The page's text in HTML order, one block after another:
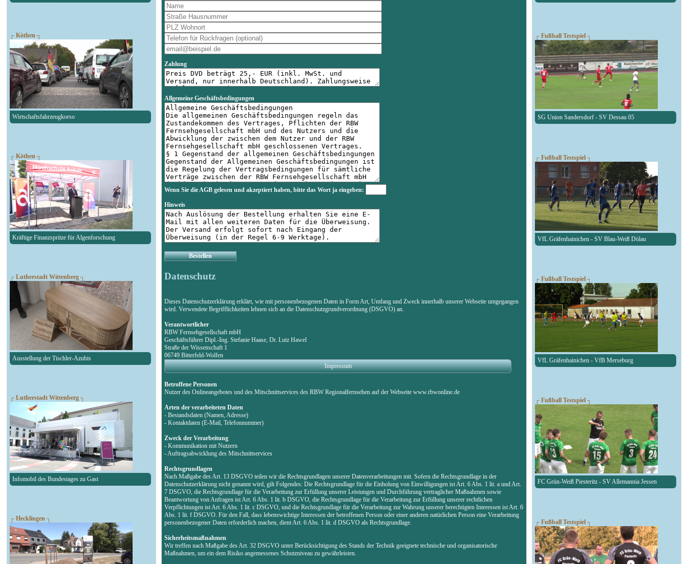
┌ Köthen ┐
Wirtschaftsfahrzeugkorso
┌ Köthen ┐
Kräftige Finanzspritze für Algenforschung
┌ Lutherstadt Wittenberg ┐
Ausstellung der Tischler-Azubis
┌ Lutherstadt Wittenberg ┐
Infomobil des Bundestages zu Gast
┌ Hecklingen ┐
Zahlung
Allgemeine Geschäftsbedingungen
Wenn Sie die AGB gelesen und akzeptiert haben, bitte das Wortja eingeben:
Hinweis
Bestellen
Datenschutz
Dieses Datenschutzerklärung erklärt, wie mit personenbezogenen Daten in Form Art, Umfang und Zweck innerhalb unserer Webseite umgegangen
wird. Verwendete Begrifflichkeiten lehnen sich an die Datenschutzgrundverordnung (DSGVO) an.
Verantwortlicher
RBW Fernsehgesellschaft mbH
Geschäftsführer Dipl.-Ing. Stefanie Haase, Dr. Lutz Hawel
Straße der Wissenschaft 1
06749 Bitterfeld-Wolfen
Impressum
Betroffene Personen
Nutzer des Onlineangebotes und des Mitschnittservices des RBW Regionalfernsehen auf der Webseite www.rbwonline.de
Arten der verarbeiteten Daten
- Bestandsdaten (Namen, Adresse)
- Kontaktdaten (E-Mail, Telefonnummer)
Zweck der Verarbeitung
- Kommunikation mit Nutzern
- Auftragsabwicklung des Mitschnittservices
Rechtsgrundlagen
Nach Maßgabe des Art. 13 DSGVO teilen wir die Rechtsgrundlagen unserer Datenverarbeitungen mit. Sofern die Rechtsgrundlage in der
Datenschutzerklärung nicht genannt wird, gilt Folgendes: Die Rechtsgrundlage für die Einholung von Einwilligungen ist Art. 6 Abs. 1 lit. a und Art.
7 DSGVO, die Rechtsgrundlage für die Verarbeitung zur Erfüllung unserer Leistungen und Durchführung vertraglicher Maßnahmen sowie
Beantwortung von Anfragen ist Art. 6 Abs. 1 lit. b DSGVO, die Rechtsgrundlage für die Verarbeitung zur Erfüllung unserer rechtlichen
Verpflichtungen ist Art. 6 Abs. 1 lit. c DSGVO, und die Rechtsgrundlage für die Verarbeitung zur Wahrung unserer berechtigten Interessen ist Art. 6
Abs. 1 lit. f DSGVO. Für den Fall, dass lebenswichtige Interessen der betroffenen Person oder einer anderen natürlichen Person eine Verarbeitung
personenbezogener Daten erforderlich machen, dient Art. 6 Abs. 1 lit. d DSGVO als Rechtsgrundlage.
Sicherheitsmaßnahmen
Wir treffen nach Maßgabe des Art. 32 DSGVO unter Berücksichtigung des Stands der Technik geeignete technische und organisatorische
Maßnahmen, um ein dem Risiko angemessenes Schutzniveau zu gewährleisten.
┌ Fußball Testspiel ┐
SG Union Sandersdorf - SV Dessau 05
┌ Fußball Testspiel ┐
VfL Gräfenhainichen - SV Blau-Weiß Dölau
┌ Fußball Testspiel ┐
VfL Gräfenhainichen - VfB Merseburg
┌ Fußball Testspiel ┐
FC Grün-Weiß Piesteritz - SV Allemannia Jessen
┌ Fußball Testspiel ┐